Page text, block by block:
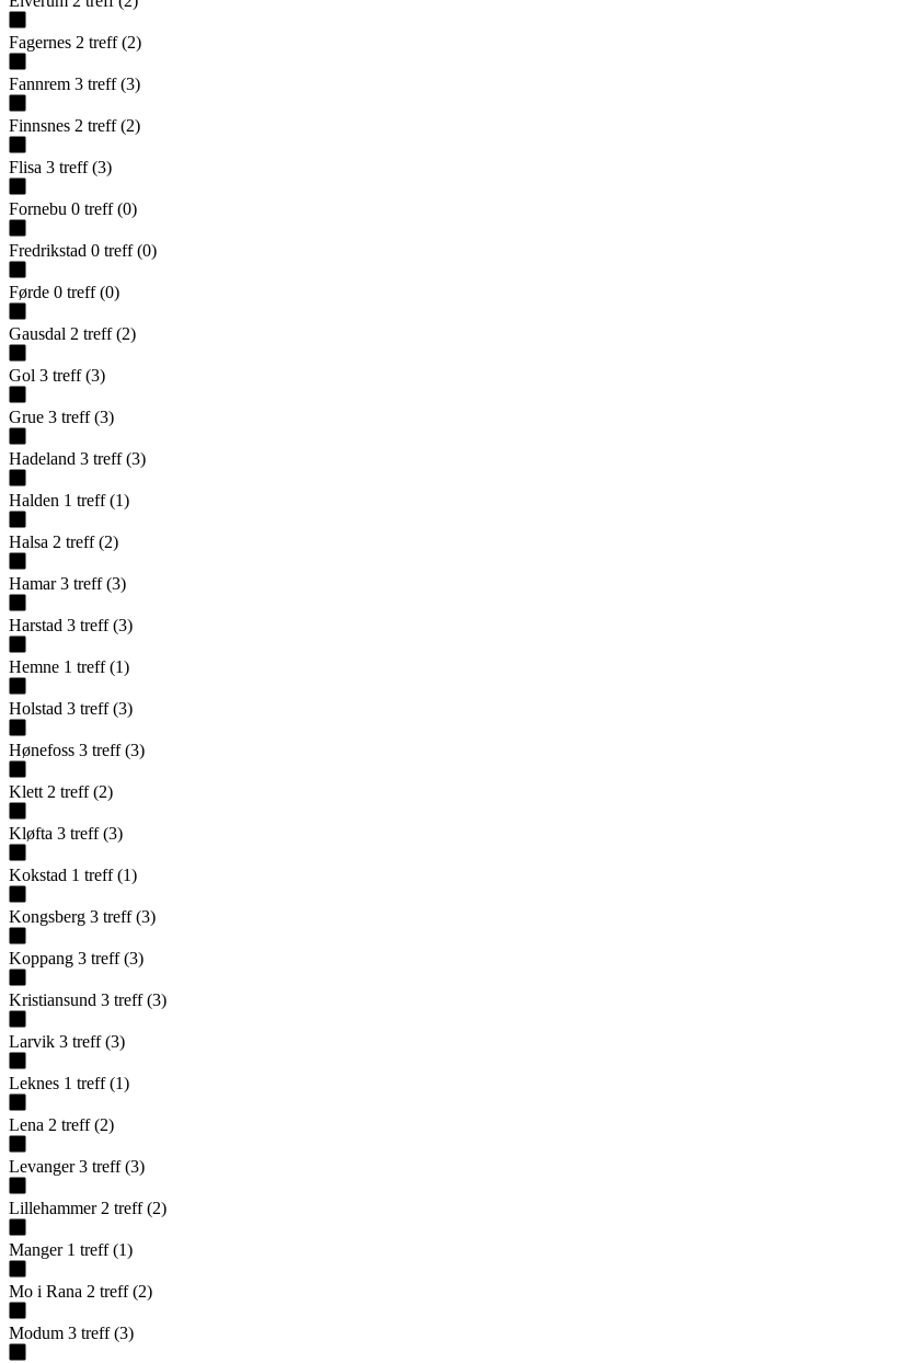
Fagernes 2 treff (2)
Fannrem 3 treff (3)
Finnsnes 2 treff (2)
Flisa 3 treff (3)
Fornebu 0 treff (0)
Fredrikstad 0 treff (0)
Førde 0 treff (0)
Gausdal 2 treff (2)
Gol 3 treff (3)
Grue 3 treff (3)
Hadeland 3 treff (3)
Halden 1 treff (1)
Halsa 2 treff (2)
Hamar 3 treff (3)
Harstad 3 treff (3)
Hemne 1 treff (1)
Holstad 3 treff (3)
Hønefoss 3 treff (3)
Klett 2 treff (2)
Kløfta 3 treff (3)
Kokstad 1 treff (1)
Kongsberg 3 treff (3)
Koppang 3 treff (3)
Kristiansund 3 treff (3)
Larvik 3 treff (3)
Leknes 1 treff (1)
Lena 2 treff (2)
Levanger 3 treff (3)
Lillehammer 2 treff (2)
Manger 1 treff (1)
Mo i Rana 2 treff (2)
Modum 3 treff (3)